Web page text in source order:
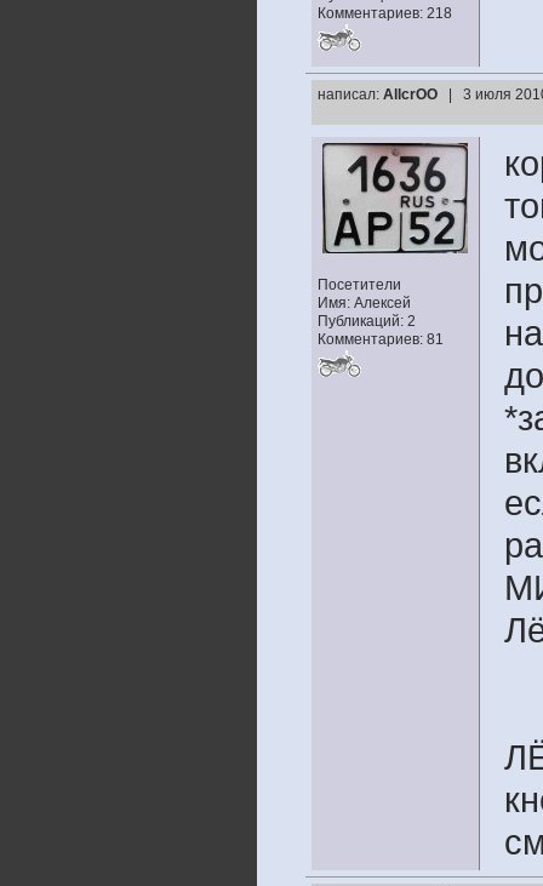
Комментариев: 218
написал: AllcrOO | 3 июля
Посетители
Имя: Алексей
Публикаций: 2
Комментариев: 81